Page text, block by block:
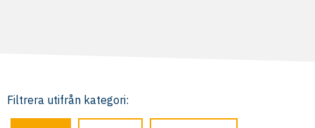
Filtrera utifrån kategori: